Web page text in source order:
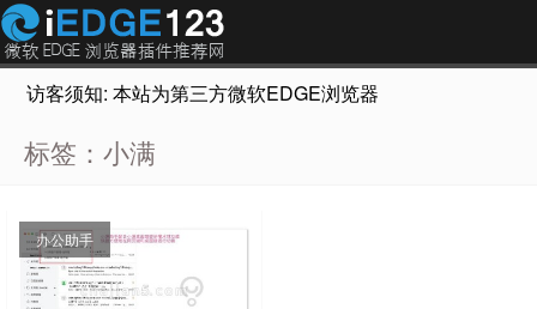
访客须知: 本站为第三方微软EDGE浏览器插件推荐网站，
标签：小满
办公助手